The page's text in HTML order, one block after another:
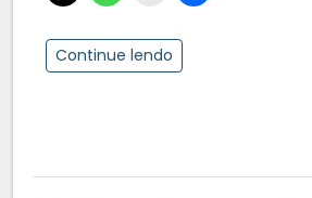
Continue lendo